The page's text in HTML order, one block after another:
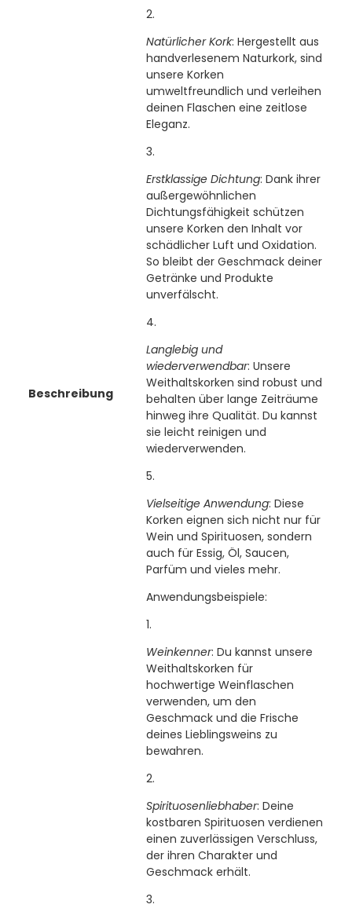
Beschreibung
Natürlicher Kork: Hergestellt aus
handverlesenem Naturkork, sind
unsere Korken
umweltfreundlich und verleihen
deinen Flaschen eine zeitlose
Eleganz.
Erstklassige Dichtung: Dank ihrer
außergewöhnlichen
Dichtungsfähigkeit schützen
unsere Korken den Inhalt vor
schädlicher Luft und Oxidation.
So bleibt der Geschmack deiner
Getränke und Produkte
unverfälscht.
Langlebig und
wiederverwendbar: Unsere
Weithaltskorken sind robust und
behalten über lange Zeiträume
hinweg ihre Qualität. Du kannst
sie leicht reinigen und
wiederverwenden.
Vielseitige Anwendung: Diese
Korken eignen sich nicht nur für
Wein und Spirituosen, sondern
auch für Essig, Öl, Saucen,
Parfüm und vieles mehr.
Anwendungsbeispiele:
Weinkenner: Du kannst unsere
Weithaltskorken für
hochwertige Weinflaschen
verwenden, um den
Geschmack und die Frische
deines Lieblingsweins zu
bewahren.
Spirituosenliebhaber: Deine
kostbaren Spirituosen verdienen
einen zuverlässigen Verschluss,
der ihren Charakter und
Geschmack erhält.